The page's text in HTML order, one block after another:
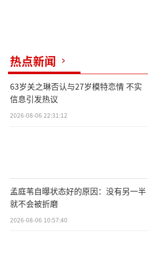
徐坤、林俊杰、单依纯、张艺
之谦、陈楚生、易烊千玺获本
年度十大歌手，持续输出高品
坚与崭露头角的新生代力量交
召力与艺术生命力。
热点新闻
63岁关之琳否认与27岁模特恋情 不实
信息引发热议
2026-08-06 22:31:12
孟庭苇自曝状态好的原因：没有另一半
就不会被折磨
2026-08-06 10:57:40